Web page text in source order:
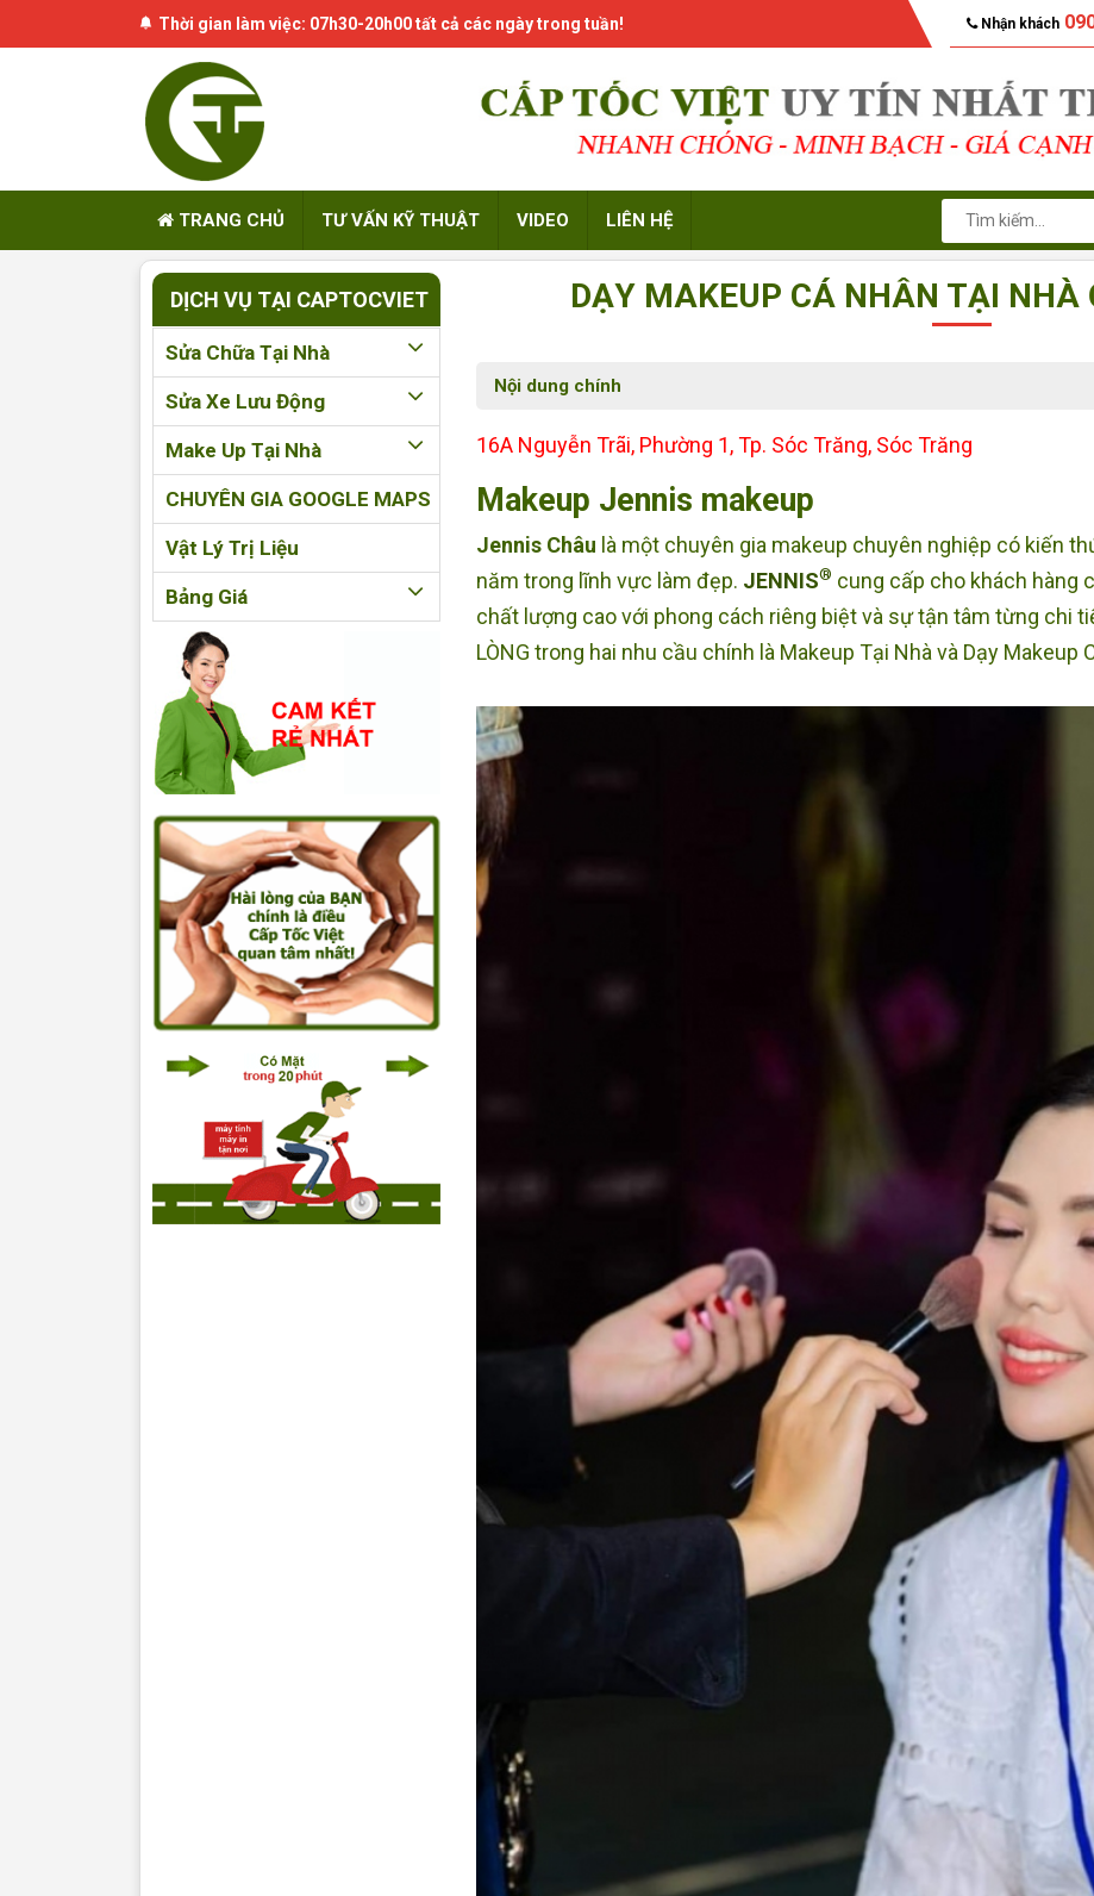
Thời gian làm việc: 07h30-20h00 tất cả các ngày trong tuần! Nhận khách
TRANG CHỦ TƯ VẤN KỸ THUẬT VIDEO LIÊN HỆ
DỊCH VỤ TẠI CAPTOCVIET
Sửa Chữa Tại Nhà
Sửa Xe Lưu Động
Make Up Tại Nhà
CHUYÊN GIA GOOGLE MAPS
Vật Lý Trị Liệu
Bảng Giá
DẠY MAKEUP CÁ NHÂN TẠI NHÀ
Nội dung chính
16A Nguyễn Trãi, Phường 1, Tp. Sóc Trăng, Sóc Trăng
Makeup Jennis makeup
Jennis Châu là một chuyên gia makeup chuyên nghiệp có kiến
năm trong lĩnh vực làm đẹp. JENNIS® cung cấp cho khách hàng
chất lượng cao với phong cách riêng biệt và sự tận tâm từng chi
LÒNG trong hai nhu cầu chính là Makeup Tại Nhà và Dạy Makeup